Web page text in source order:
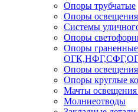
Опоры трубчатые
Опоры освещения
Системы
Опоры
Опоры граненные
Опоры
Опоры круглые
Мачты
Молниеотводы